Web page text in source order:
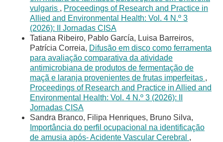
vulgaris , Proceedings of Research and Practice in
Allied and Environmental Health: Vol. 4 N.º 3
(2026): II Jornadas CISA
Tatiana Ribeiro, Pablo García, Luisa Barreiros,
Patrícia Correia, Difusão em disco como ferramenta
para avaliação comparativa da atividade
antimicrobiana de produtos de fermentação de
maçã e laranja provenientes de frutas imperfeitas ,
Proceedings of Research and Practice in Allied and
Environmental Health: Vol. 4 N.º 3 (2026): II
Jornadas CISA
Sandra Branco, Filipa Henriques, Bruno Silva,
Importância do perfil ocupacional na identificação
de amusia após- Acidente Vascular Cerebral ,